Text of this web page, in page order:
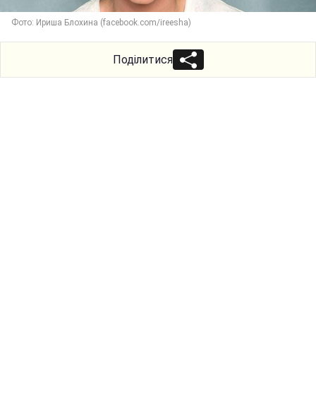
Фото: Ириша Блохина (facebook.com/ireesha)
Поділитися